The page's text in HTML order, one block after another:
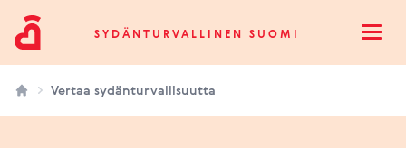
Sydänturvallinen SuomiSYDÄNTURVALLINEN SUOMI
Vertaa sydänturvallisuutta